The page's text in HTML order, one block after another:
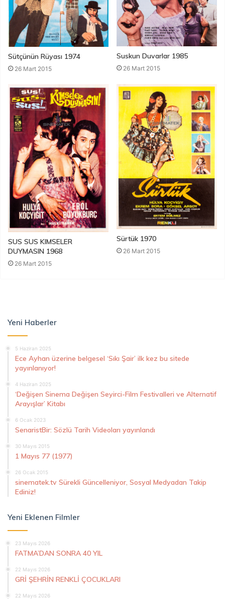
Sütçünün Rüyası 1974
26 Mart 2015
Suskun Duvarlar 1985
26 Mart 2015
SUS SUS KIMSELER
DUYMASIN 1968
26 Mart 2015
Sürtük 1970
26 Mart 2015
Yeni Haberler
5 Haziran 2025
Ece Ayhan üzerine belgesel ‘Sıkı Şair’ ilk kez bu sitede
yayınlanıyor!
4 Haziran 2025
‘Değişen Sinema Değişen Seyirci-Film Festivalleri ve Alternatif
Arayışlar’ Kitabı
6 Ocak 2023
SenaristBir: Sözlü Tarih Videoları yayınlandı
30 Mayıs 2015
1 Mayıs 77 (1977)
26 Ocak 2015
sinematek.tv Sürekli Güncelleniyor, Sosyal Medyadan Takip
Ediniz!
Yeni Eklenen Filmler
23 Mayıs 2026
FATMA’DAN SONRA 40 YIL
22 Mayıs 2026
GRİ ŞEHRİN RENKLİ ÇOCUKLARI
22 Mayıs 2026